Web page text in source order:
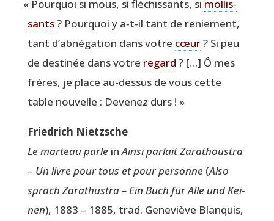
« Pour­quoi si mous, si flé­chis­sants, si mol­lis­
sants? Pour­quoi y a‑t‑il tant de renie­ment,
tant d’abnégation dans votre cœur? Si peu
de des­ti­née dans votre regard ? […] Ô mes
frères, je place au-des­sus de vous cette
table nou­velle : Deve­nez durs ! »
Frie­drich Nietzsche
Le mar­teau parleinAin­si par­lait Zara­thous­tra
– Un livre pour tous et pour per­sonne (Also
sprach Zara­thus­tra – Ein Buch für Alle und Kei­
nen), 1883 – 1885, trad. Gene­viève Blan­quis,